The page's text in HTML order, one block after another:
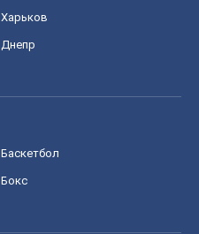
Харьков
Днепр
Баскетбол
Бокс